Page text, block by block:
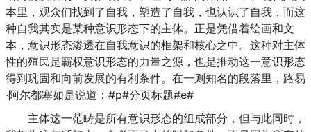
本里，观众们找到了自我，塑造了自我，也认识了自我，而这
种自我其实是某种意识形态下的主体。正是凭借着绘画和文
本，意识形态渗透在自我意识的框架和核心之中。这种对主体
性的殖民是霸权意识形态的力量之源，也是推动这一意识形态
得到巩固和向前发展的有利条件。在一则知名的段落里，路易
·阿尔都塞如是说道：#p#分页标题#e#
主体这一范畴是所有意识形态的组成部分，但与此同时，